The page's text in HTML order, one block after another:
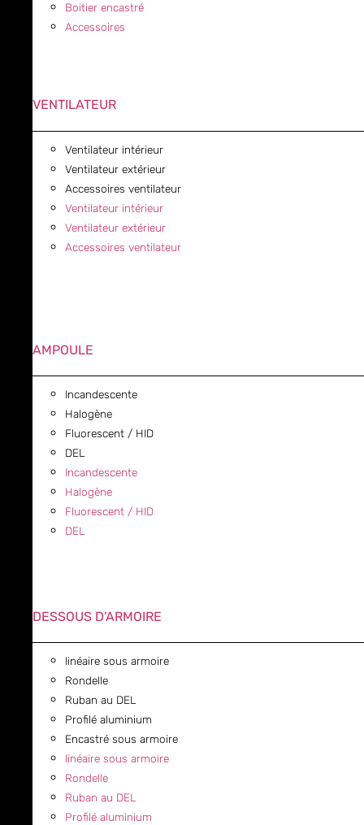
Boitier encastré
Accessoires
VENTILATEUR
Ventilateur intérieur
Ventilateur extérieur
Accessoires ventilateur
Ventilateur intérieur
Ventilateur extérieur
Accessoires ventilateur
AMPOULE
Incandescente
Halogène
Fluorescent / HID
DEL
Incandescente
Halogène
Fluorescent / HID
DEL
DESSOUS D'ARMOIRE
linéaire sous armoire
Rondelle
Ruban au DEL
Profilé aluminium
Encastré sous armoire
linéaire sous armoire
Rondelle
Ruban au DEL
Profilé aluminium